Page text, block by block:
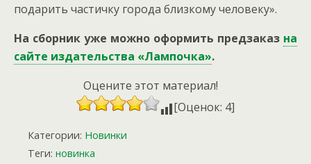
подарить частичку города близкому человеку».
На сборник уже можно оформить предзаказ на
сайте издательства «Лампочка».
Оцените этот материал!
[Оценок: 4]
Категории: Новинки
Теги: новинка